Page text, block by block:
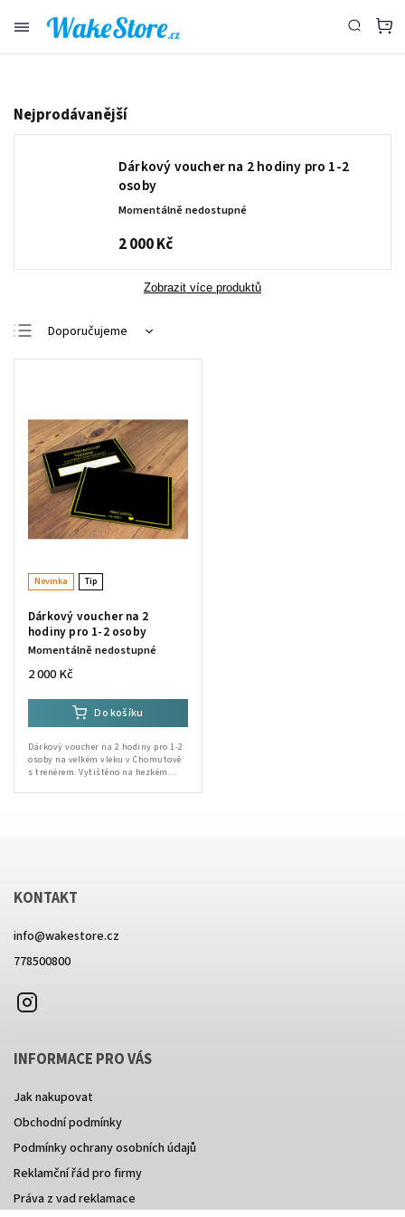
Nejprodávanější
Dárkový voucher na 2 hodiny pro 1-2
osoby
Momentálně nedostupné
2 000 Kč
Zobrazit více produktů
Doporučujeme
Nejlevnější
Nejprodávanější
Abecedně
Novinka Tip
Dárkový voucher na 2
hodiny pro 1-2 osoby
Momentálně nedostupné
2 000 Kč
Do košíku
Dárkový voucher na 2 hodiny pro 1-2
osoby na velkém vleku v Chomutově
s trenérem. Vytištěno na hezkém
KONTAKT
info@wakestore.cz
778500800
INFORMACE PRO VÁS
Jak nakupovat
Obchodní podmínky
Podmínky ochrany osobních údajů
Reklamční řád pro firmy
Práva z vad reklamace
www.wakestore.cz - Chat